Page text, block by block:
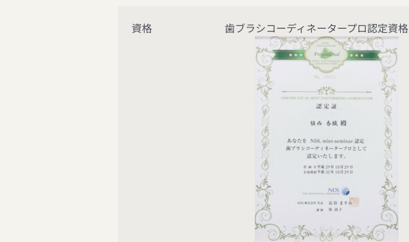
資格 歯ブラシコーディネータープロ認定資格